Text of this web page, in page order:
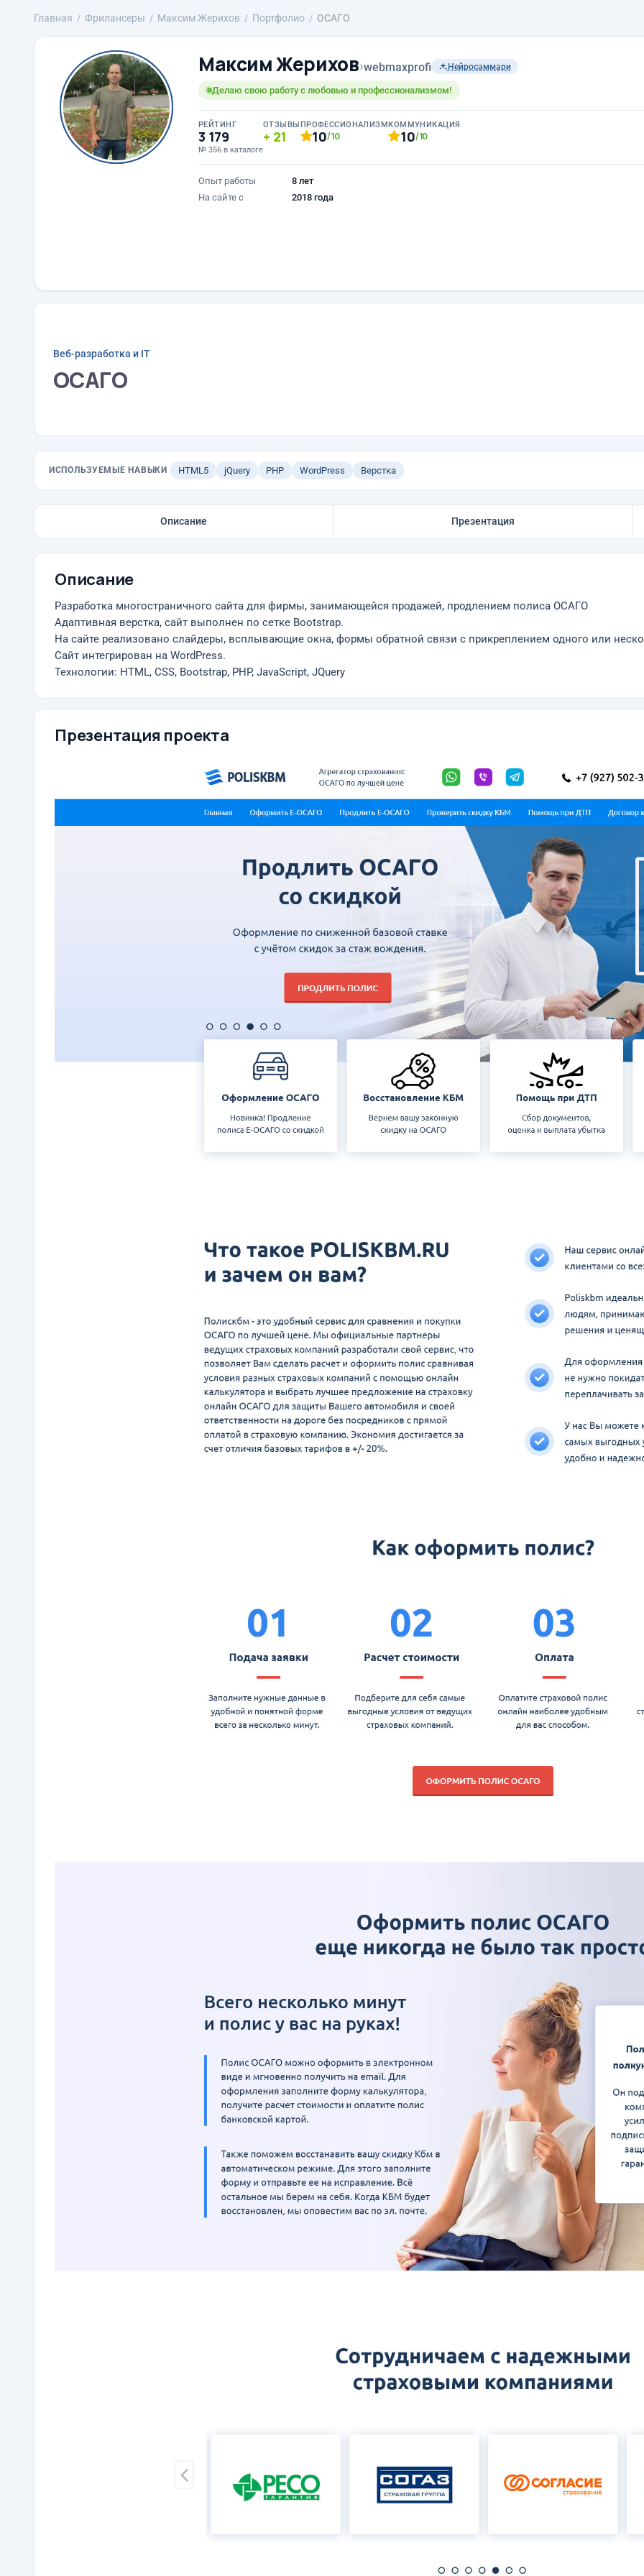
Главная Фрилансеры Максим Жерихов Портфолио ОСАГО
Максим Жерихов›webmaxprofi Нейросаммари
Делаю свою работу с любовью и профессионализмом!
РЕЙТИНГ
3 179
№ 356 в каталоге
ОТЗЫВЫ
21
ПРОФЕССИОНАЛИЗМ
10/10
КОММУНИКАЦИЯ
10/10
Опыт работы
8 лет
На сайте с
2018 года
Веб-разработка и IT
ОСАГО
ИСПОЛЬЗУЕМЫЕ НАВЫКИ HTML5 jQuery PHP WordPress Верстка
Описание Презентация
Описание
Разработка многостраничного сайта для фирмы, занимающейся продажей, продлением полиса ОСАГО
Адаптивная верстка, сайт выполнен по сетке Bootstrap.
На сайте реализовано слайдеры, всплывающие окна, формы обратной связи с прикреплением одного или
Сайт интегрирован на WordPress.
Технологии: HTML, CSS, Bootstrap, PHP, JavaScript, JQuery
Презентация проекта